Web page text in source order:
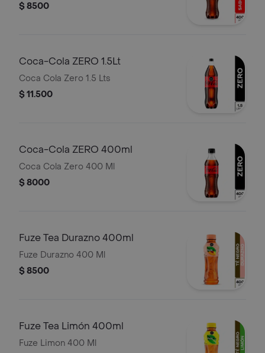
$ 8500
Coca-Cola ZERO 1.5Lt
Coca Cola Zero 1.5 Lts
$ 11.500
Coca-Cola ZERO 400ml
Coca Cola Zero 400 Ml
$ 8000
Fuze Tea Durazno 400ml
Fuze Durazno 400 Ml
$ 8500
Fuze Tea Limón 400ml
Fuze Limon 400 Ml